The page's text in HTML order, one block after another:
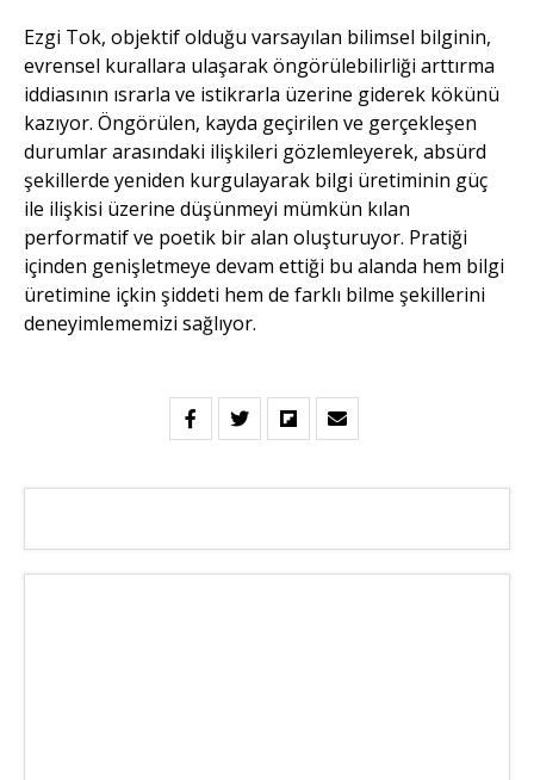
Ezgi Tok, objektif olduğu varsayılan bilimsel bilginin,
evrensel kurallara ulaşarak öngörülebilirliği arttırma
iddiasının ısrarla ve istikrarla üzerine giderek kökünü
kazıyor. Öngörülen, kayda geçirilen ve gerçekleşen
durumlar arasındaki ilişkileri gözlemleyerek, absürd
şekillerde yeniden kurgulayarak bilgi üretiminin güç
ile ilişkisi üzerine düşünmeyi mümkün kılan
performatif ve poetik bir alan oluşturuyor. Pratiği
içinden genişletmeye devam ettiği bu alanda hem bilgi
üretimine içkin şiddeti hem de farklı bilme şekillerini
deneyimlememizi sağlıyor.